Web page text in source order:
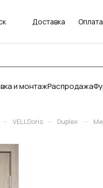
Доставка Оплата
и монтажРаспродажа
– VELLDoris – Duplex –